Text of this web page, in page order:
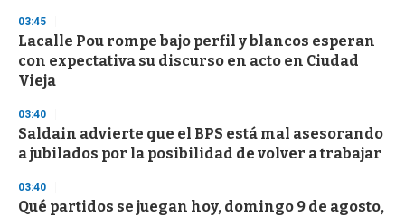
03:45
Lacalle Pou rompe bajo perfil y blancos esperan
con expectativa su discurso en acto en Ciudad
Vieja
03:40
Saldain advierte que el BPS está mal asesorando
a jubilados por la posibilidad de volver a trabajar
03:40
Qué partidos se juegan hoy, domingo 9 de agosto,